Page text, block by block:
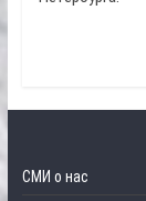
СМИ о нас